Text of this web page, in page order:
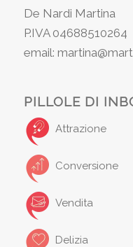
De Nardi Martina
P.IVA 04688510264
email:
PILLOLE DI
Attrazione
Conversione
Vendita
Delizia